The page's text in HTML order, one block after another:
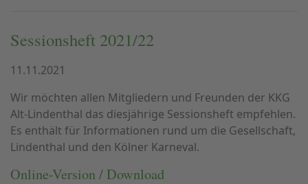
Sessionsheft 2021/22
11.11.2021
Wir möchten allen Mitgliedern und Freunden der KKG
Alt-Lindenthal das diesjährige Sessionsheft empfehlen.
Es enthält für Informationen rund um die Gesellschaft,
Lindenthal und den Kölner Karneval.
Online-Version / Download